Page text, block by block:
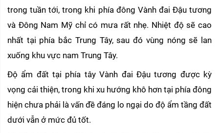
trong tuần tới, trong khi phía đông Vành đai Đậu tương
và Đông Nam Mỹ chỉ có mưa rất nhẹ. Nhiệt độ sẽ cao
nhất tại phía bắc Trung Tây, sau đó vùng nóng sẽ lan
xuống khu vực nam Trung Tây.
Độ ẩm đất tại phía tây Vành đai Đậu tương được kỳ
vọng cải thiện, trong khi xu hướng khô hơn tại phía đông
hiện chưa phải là vấn đề đáng lo ngại do độ ẩm tầng đất
dưới vẫn ở mức đủ tốt.